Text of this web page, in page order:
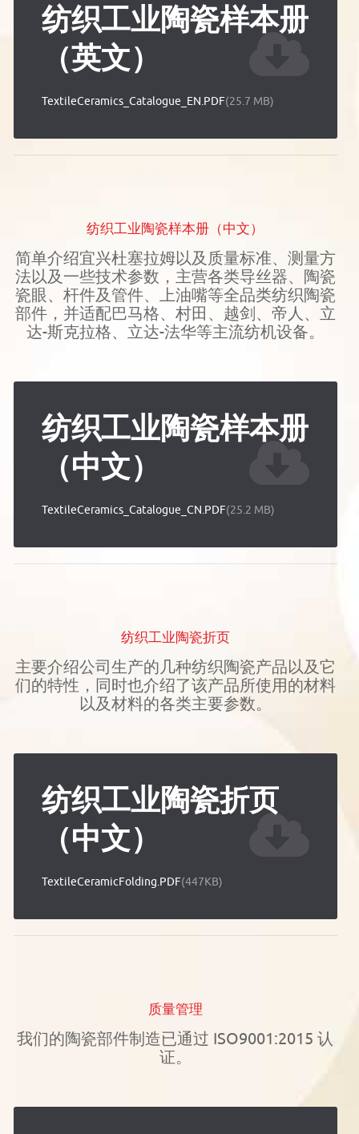
纺织工业陶瓷样本册
（英文）
TextileCeramics_Catalogue_EN.PDF(25.7 MB)
纺织工业陶瓷样本册（中文）
简单介绍宜兴杜塞拉姆以及质量标准、测量方
法以及一些技术参数，主营各类导丝器、陶瓷
瓷眼、杆件及管件、上油嘴等全品类纺织陶瓷
部件，并适配巴马格、村田、越剑、帝人、立
达-斯克拉格、立达-法华等主流纺机设备。
纺织工业陶瓷样本册
（中文）
TextileCeramics_Catalogue_CN.PDF(25.2 MB)
纺织工业陶瓷折页
主要介绍公司生产的几种纺织陶瓷产品以及它
们的特性，同时也介绍了该产品所使用的材料
以及材料的各类主要参数。
纺织工业陶瓷折页
（中文）
TextileCeramicFolding.PDF(447KB)
质量管理
我们的陶瓷部件制造已通过 ISO9001:2015 认
证。